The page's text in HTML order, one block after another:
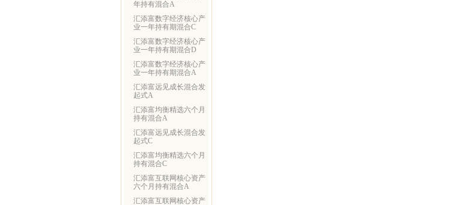
年持有混合A
汇添富数字经济核心产
业一年持有期混合C
汇添富数字经济核心产
业一年持有期混合D
汇添富数字经济核心产
业一年持有期混合A
汇添富远见成长混合发
起式A
汇添富均衡精选六个月
持有混合A
汇添富远见成长混合发
起式C
汇添富均衡精选六个月
持有混合C
汇添富互联网核心资产
六个月持有混合A
汇添富互联网核心资产